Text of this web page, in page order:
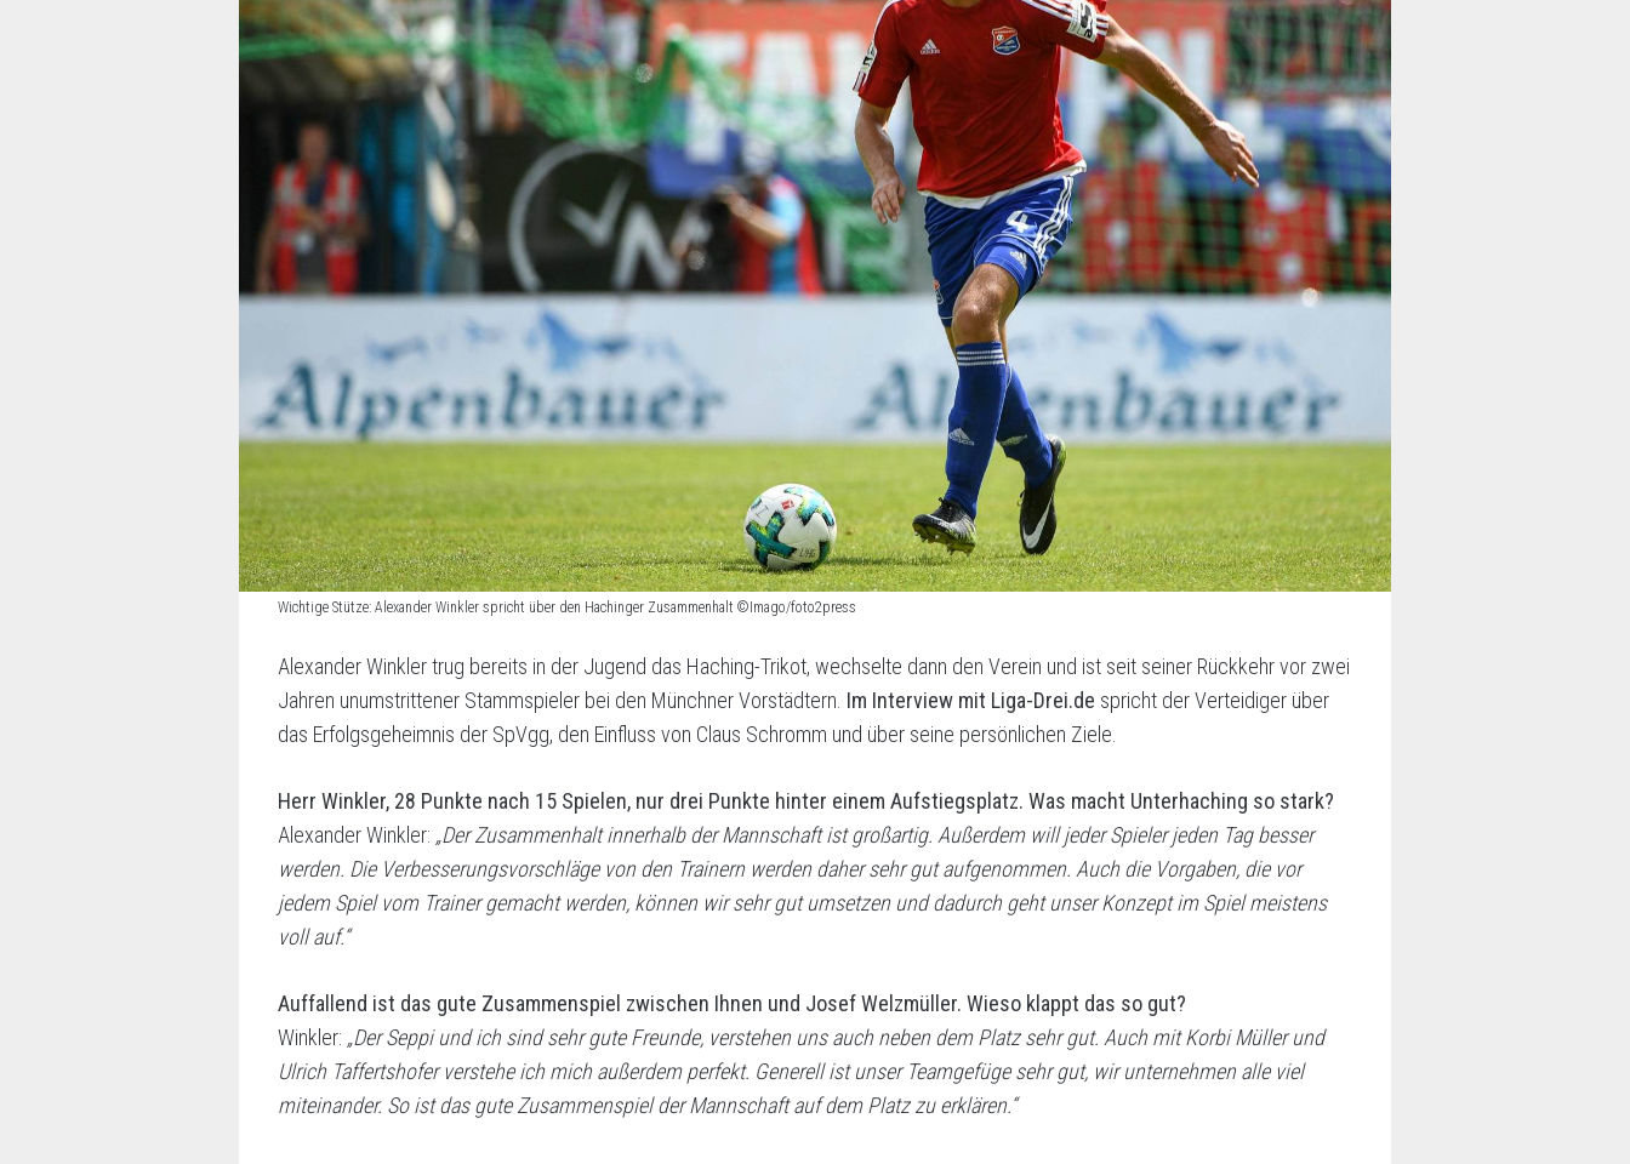
Wichtige Stütze: Alexander Winkler spricht über den Hachinger Zusammenhalt ©Imago/foto2press
Alexander Winkler trug bereits in der Jugend das Haching-Trikot, wechselte dann den Verein und ist seit seiner Rückkehr vor zwei
Jahren unumstrittener Stammspieler bei den Münchner Vorstädtern. Im Interview mit Liga-Drei.de spricht der Verteidiger über
das Erfolgsgeheimnis der SpVgg, den Einfluss von Claus Schromm und über seine persönlichen Ziele.
Herr Winkler, 28 Punkte nach 15 Spielen, nur drei Punkte hinter einem Aufstiegsplatz. Was macht Unterhaching so stark?
Alexander Winkler: „Der Zusammenhalt innerhalb der Mannschaft ist großartig. Außerdem will jeder Spieler jeden Tag besser
werden. Die Verbesserungsvorschläge von den Trainern werden daher sehr gut aufgenommen. Auch die Vorgaben, die vor
jedem Spiel vom Trainer gemacht werden, können wir sehr gut umsetzen und dadurch geht unser Konzept im Spiel meistens
voll auf.“
Auffallend ist das gute Zusammenspiel zwischen Ihnen und Josef Welzmüller. Wieso klappt das so gut?
Winkler: „Der Seppi und ich sind sehr gute Freunde, verstehen uns auch neben dem Platz sehr gut. Auch mit Korbi Müller und
Ulrich Taffertshofer verstehe ich mich außerdem perfekt. Generell ist unser Teamgefüge sehr gut, wir unternehmen alle viel
miteinander. So ist das gute Zusammenspiel der Mannschaft auf dem Platz zu erklären.“